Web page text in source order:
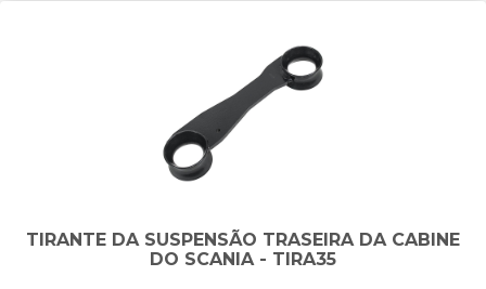
TIRANTE DA SUSPENSÃO TRASEIRA DA CABINE
DO SCANIA - TIRA35